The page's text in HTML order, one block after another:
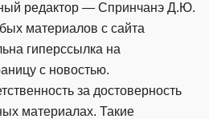
редактор — Спринчанэ Д.Ю.
материалов с сайта
гиперссылка на
с новостью.
за достоверность
материалах. Такие